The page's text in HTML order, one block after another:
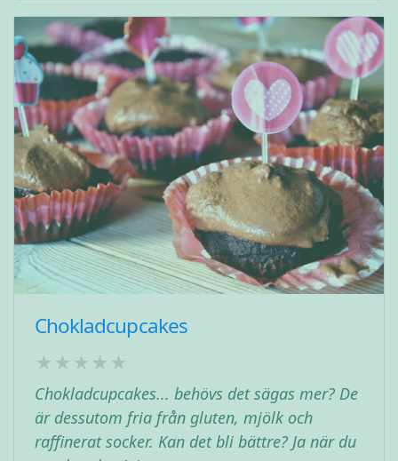
Chokladcupcakes
Chokladcupcakes... behövs det sägas mer? De
är dessutom fria från gluten, mjölk och
raffinerat socker. Kan det bli bättre? Ja när du